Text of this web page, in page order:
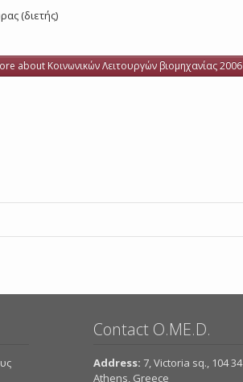
(διετής)
about Κοινωνικών Λειτουργών βιομηχανίας 2006
Contact O.ME.D.
Address: 7, Victoria sq., 104 34
Athens, Greece